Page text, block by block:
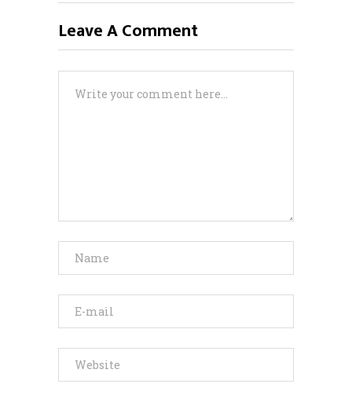
Leave A Comment